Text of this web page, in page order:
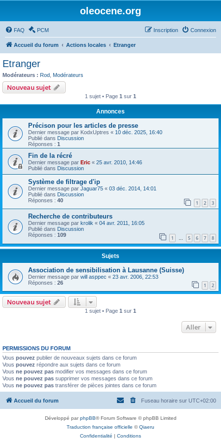
oleocene.org
FAQ PCM Connexion
Inscription
Accueil du forum Actions locales Etranger
Etranger
Modérateurs : Rod Modérateurs
Nouveau sujet
1 sujet • Page 1 sur 1
Annonces
Précison pour les articles de presse
Dernier message par KodxUptres « 10 déc. 2025, 16:40
Publié dans Discussion
Réponses : 1
Fin de la récré
Dernier message par Eric « 25 avr. 2010, 14:46
Publié dans Discussion
Système de filtrage d'ip
Dernier message par Jaguar75 « 03 déc. 2014, 14:01
Publié dans Discussion
Réponses : 40 1 2 3
Recherche de contributeurs
Dernier message par krolik « 04 avr. 2011, 16:05
Publié dans Discussion
Réponses : 109 1 … 5 6 7 8
Sujets
Association de sensibilisation à Lausanne (Suisse)
Dernier message par will asppec « 23 avr. 2006, 22:53
Réponses : 26 1 2
Nouveau sujet
1 sujet • Page 1 sur 1
Aller
PERMISSIONS DU FORUM
Vous pouvez publier de nouveaux sujets dans ce forum
Vous pouvez répondre aux sujets dans ce forum
Vous ne pouvez pas modifier vos messages dans ce forum
Vous ne pouvez pas supprimer vos messages dans ce forum
Vous ne pouvez pas transférer de pièces jointes dans ce forum
Accueil du forum Fuseau horaire sur UTC+02:00
Développé parphpBB® Forum Software © phpBB Limited
Traduction française officielle ©Qiaeru
Confidentialité | Conditions